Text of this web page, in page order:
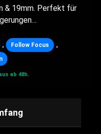
& 19mm. Perfekt für
, Follow Focus ,
ab 48h.